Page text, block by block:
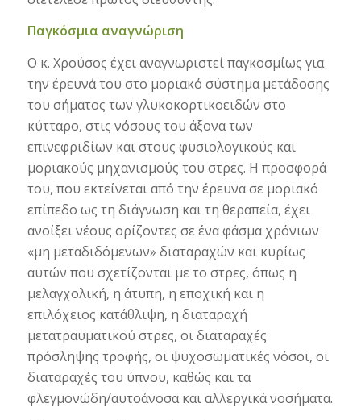
Παγκόσμια αναγνώριση
Ο κ. Χρούσος έχει αναγνωριστεί παγκοσµίως για
την έρευνά του στο µοριακό σύστηµα µετάδοσης
του σήµατος των γλυκοκορτικοειδών στο
κύτταρο, στις νόσους του άξονα των
επινεφριδίων και στους φυσιολογικούς και
µοριακούς µηχανισµούς του στρες. Η προσφορά
του, που εκτείνεται από την έρευνα σε μοριακό
επίπεδο ως τη διάγνωση και τη θεραπεία, έχει
ανοίξει νέους ορίζοντες σε ένα φάσµα χρόνιων
«μη μεταδιδόμενων» διαταραχών και κυρίως
αυτών που σχετίζονται με το στρες, όπως η
μελαγχολική, η άτυπη, η εποχική και η
επιλόχειος κατάθλιψη, η διαταραχή
μετατραυματικού στρες, οι διαταραχές
πρόσληψης τροφής, οι ψυχοσωματικές νόσοι, οι
διαταραχές του ύπνου, καθώς και τα
φλεγμονώδη/αυτοάνοσα και αλλεργικά νοσήματα.